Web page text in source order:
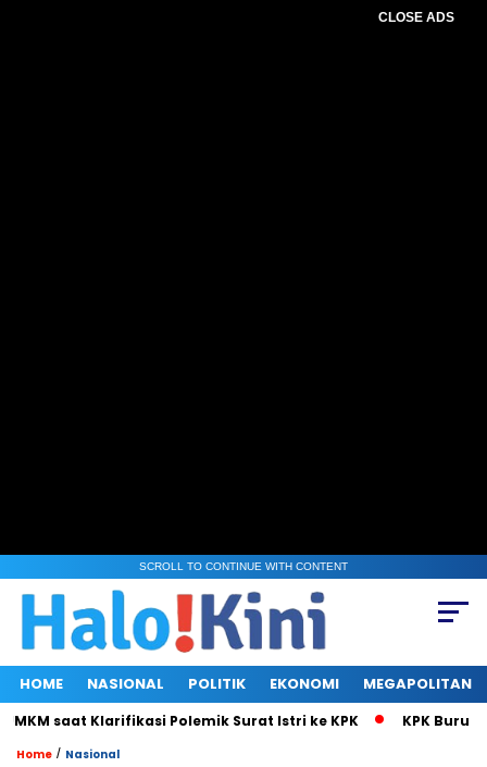
CLOSE ADS
SCROLL TO CONTINUE WITH CONTENT
HOME NASIONAL POLITIK EKONOMI MEGAPOLITAN
saat Klarifikasi Polemik Surat Istri ke KPK KPK Buru
Home / Nasional